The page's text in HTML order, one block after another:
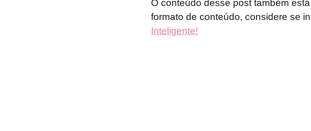
O conteúdo desse post também
formato de conteúdo, considere se
Inteligente!